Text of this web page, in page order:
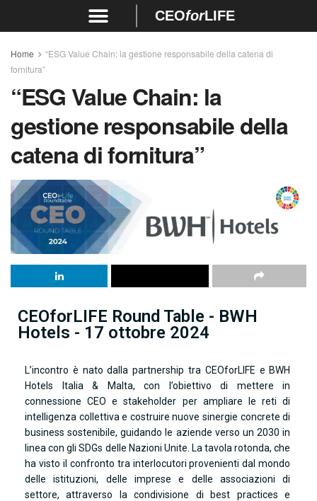
CEOforLIFE
Home
“ESG Value Chain: la gestione responsabile della catena di
fornitura”
“ESG Value Chain: la
gestione responsabile della
catena di fornitura”
CEOforLIFE Round Table - BWH
Hotels - 17 ottobre 2024
L’incontro è nato dalla partnership tra CEOforLIFE e BWH
Hotels Italia & Malta, con l’obiettivo di mettere in
connessione CEO e stakeholder per ampliare le reti di
intelligenza collettiva e costruire nuove sinergie concrete di
business sostenibile, guidando le aziende verso un 2030 in
linea con gli SDGs delle Nazioni Unite. La tavola rotonda, che
ha visto il confronto tra interlocutori provenienti dal mondo
delle istituzioni, delle imprese e delle associazioni di
settore, attraverso la condivisione di best practices e